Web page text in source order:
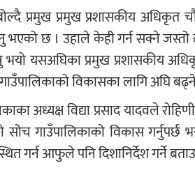
प्रमुख प्रमुख प्रशासकीय अधिकृत
छ । उहाले केही गर्न सक्ने जस्तो
यसअघिका प्रमुख प्रशासकीय अधिकृत
विकासका लागि अघि
अध्यक्ष विद्या प्रसाद यादवले
गाउँपालिकाको विकास गर्नुपर्छ
गर्न आफुले पनि दिशानिर्देश गर्ने